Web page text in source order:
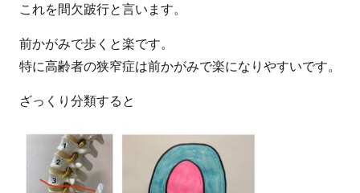
これを間欠跛行と言います。
前かがみで歩くと楽です。
特に高齢者の狭窄症は前かがみで楽になりやすいです。
ざっくり分類すると